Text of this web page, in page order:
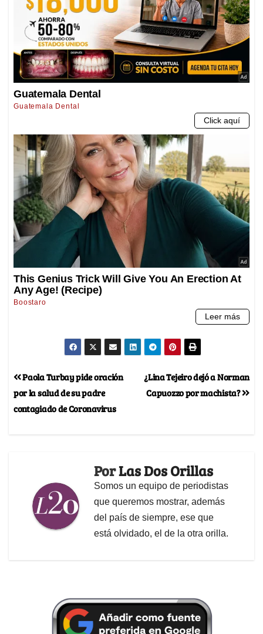
¿Lina Tejeiro dejó a Norman
Capuozzo por machista?
Paola Turbay pide oración
por la salud de su padre
contagiado de Coronavirus
PorLas Dos Orillas
Somos un equipo de periodistas
que queremos mostrar, además
del país de siempre, ese que
está olvidado, el de la otra orilla.